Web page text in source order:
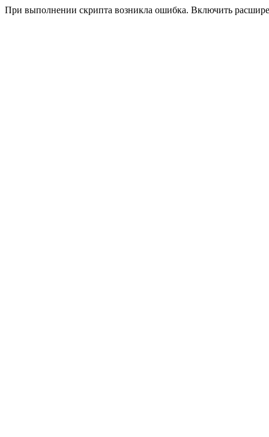
При выполнении скрипта возникла ошибка. Включить